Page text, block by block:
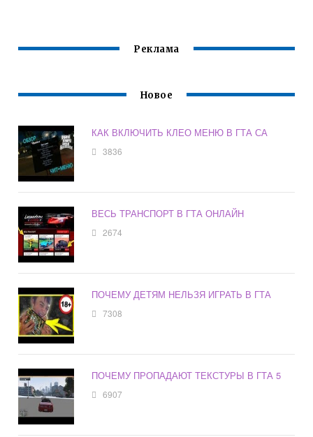
Реклама
Новое
КАК ВКЛЮЧИТЬ КЛЕО МЕНЮ В ГТА СА
3836
ВЕСЬ ТРАНСПОРТ В ГТА ОНЛАЙН
2674
ПОЧЕМУ ДЕТЯМ НЕЛЬЗЯ ИГРАТЬ В ГТА
7308
ПОЧЕМУ ПРОПАДАЮТ ТЕКСТУРЫ В ГТА 5
6907